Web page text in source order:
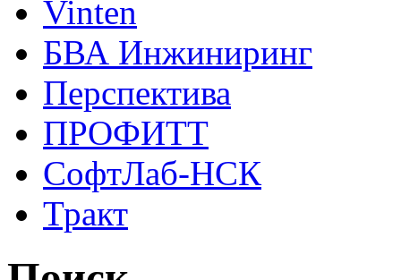
Vinten
БВА Инжиниринг
Перспектива
ПРОФИТТ
СофтЛаб-НСК
Тракт